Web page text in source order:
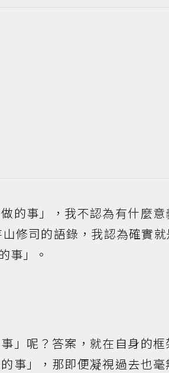
的事」，我不認為有什麼
修司的語錄，我認為確實
事」。
」呢？答案，就在自身的
事」，那即便凝視過去也